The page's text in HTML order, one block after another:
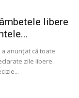
libere
anunțat că toate
zile libere.